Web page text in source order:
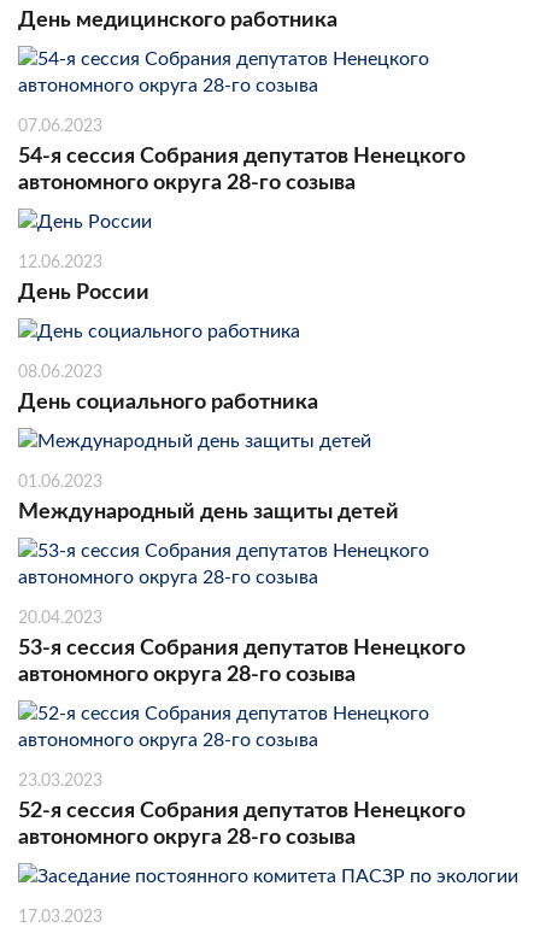
День медицинского работника
07.06.2023
54-я сессия Собрания депутатов Ненецкого
автономного округа 28-го созыва
12.06.2023
День России
08.06.2023
День социального работника
01.06.2023
Международный день защиты детей
20.04.2023
53-я сессия Собрания депутатов Ненецкого
автономного округа 28-го созыва
23.03.2023
52-я сессия Собрания депутатов Ненецкого
автономного округа 28-го созыва
17.03.2023